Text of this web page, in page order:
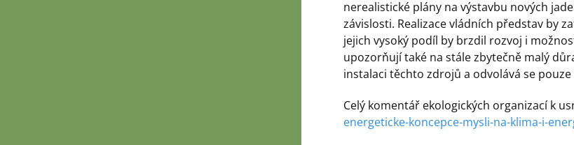
nerealistické plány na výstavbu nových
závislosti. Realizace vládních představ by
jejich vysoký podíl by brzdil rozvoj i
upozorňují také na stále zbytečně malý
instalaci těchto zdrojů a odvolává se
Celý komentář ekologických organizací k
energeticke-koncepce-mysli-na-klima-i-